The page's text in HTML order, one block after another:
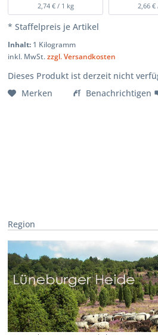
2,74 € / 1 kg 2,66
* Staffelpreis je Artikel
Inhalt: 1 Kilogramm
inkl. MwSt.zzgl. Versandkosten
Dieses Produkt ist derzeit nicht
Merken
Benachrichtigen
Region